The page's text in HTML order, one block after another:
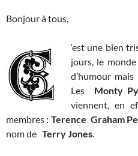
Bonjour à tous,
‘est une bien
jours, le
d’humour
Les
Monty
viennent, en
membres : Terence Graham
nom de Terry Jones.